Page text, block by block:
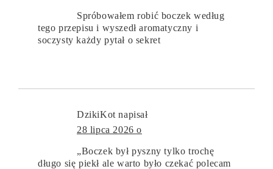
Spróbowałem robić boczek według
tego przepisu i wyszedł aromatyczny i
soczysty każdy pytał o sekret
DzikiKot napisał
28 lipca 2026 o
„Boczek był pyszny tylko trochę
długo się piekł ale warto było czekać polecam